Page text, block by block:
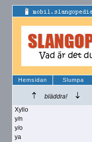
Hemsidan Slumpa
bläddra!
Xyllo
y/n
y/o
ya